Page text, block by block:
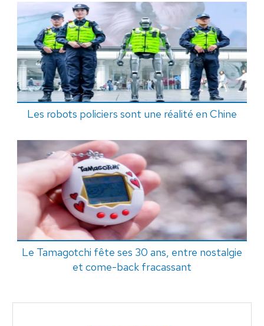
Les robots policiers sont une réalité en Chine
Le Tamagotchi fête ses 30 ans, entre nostalgie
et come-back fracassant